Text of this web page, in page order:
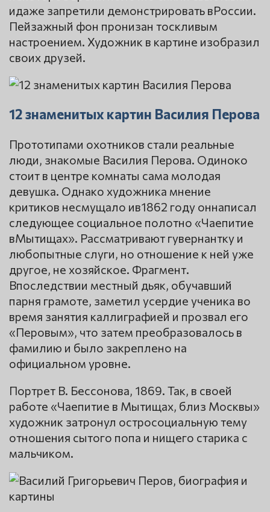
идаже запретили демонстрировать вРоссии.
Пейзажный фон пронизан тоскливым
настроением. Художник в картине изобразил
своих друзей.
12 знаменитых картин Василия Перова
Прототипами охотников стали реальные
люди, знакомые Василия Перова. Одиноко
стоит в центре комнаты сама молодая
девушка. Однако художника мнение
критиков несмущало ив1862 году оннаписал
следующее социальное полотно «Чаепитие
вМытищах». Рассматривают гувернантку и
любопытные слуги, но отношение к ней уже
другое, не хозяйское. Фрагмент.
Впоследствии местный дьяк, обучавший
парня грамоте, заметил усердие ученика во
время занятия каллиграфией и прозвал его
«Перовым», что затем преобразовалось в
фамилию и было закреплено на
официальном уровне.
Портрет В. Бессонова, 1869. Так, в своей
работе «Чаепитие в Мытищах, близ Москвы»
художник затронул остросоциальную тему
отношения сытого попа и нищего старика с
мальчиком.